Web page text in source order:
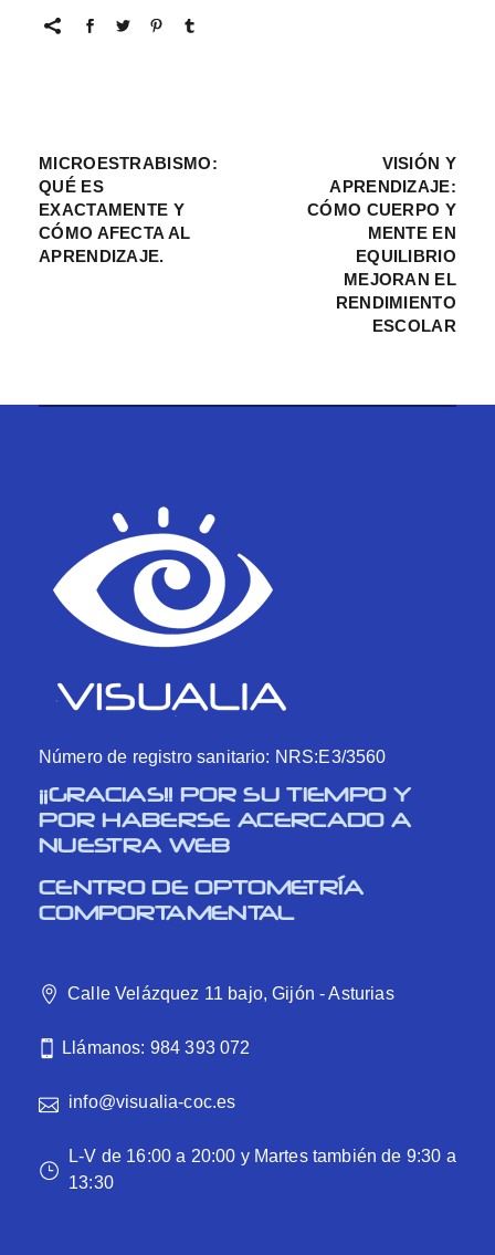
MICROESTRABISMO:
QUÉ ES
EXACTAMENTE Y
CÓMO AFECTA AL
APRENDIZAJE.
VISIÓN Y
APRENDIZAJE:
CÓMO CUERPO Y
MENTE EN
EQUILIBRIO
MEJORAN EL
RENDIMIENTO
ESCOLAR
Número de registro sanitario: NRS:E3/3560
¡¡GRACIAS!! POR SU TIEMPO Y
POR HABERSE ACERCADO A
NUESTRA WEB
CENTRO DE OPTOMETRÍA
COMPORTAMENTAL
Calle Velázquez 11 bajo, Gijón - Asturias
Llámanos: 984 393 072
info@visualia-coc.es
L-V de 16:00 a 20:00 y Martes también de 9:30 a
13:30